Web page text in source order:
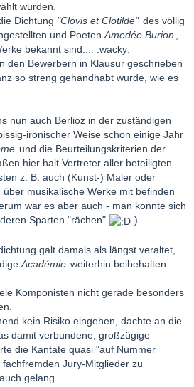
wurden.
Dichtung "Clovis et Clotilde" des völlig
und PoetenAmedée Burion ,
bekannt sind.... :wacky:
den Bewerbern in Klausur geschrieben
so streng gehandhabt wurde, wie es
nun auch Berlioz in der zuständigen
ironischer Weise schon einige Jahr
und die Beurteilungskriterien der
hier halt Vertreter aller beteiligten
z. B. auch (Kunst-) Maler oder
musikalische Werke mit befinden
war es aber auch - man konnte sich
Sparten "rächen"
)
galt damals als längst veraltet,
Académie weiterhin beibehalten.
Komponisten nicht gerade besonders
kein Risiko eingehen, dachte an die
damit verbundene, großzügige
die Kantate quasi "auf Nummer
Jury-Mitglieder zu
gelang.